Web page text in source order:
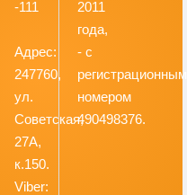
-111
Адрес:
247760,
ул.
Советская,
27А,
к.150.
Viber:
2011
года,
- с
регистрационным
номером
490498376.